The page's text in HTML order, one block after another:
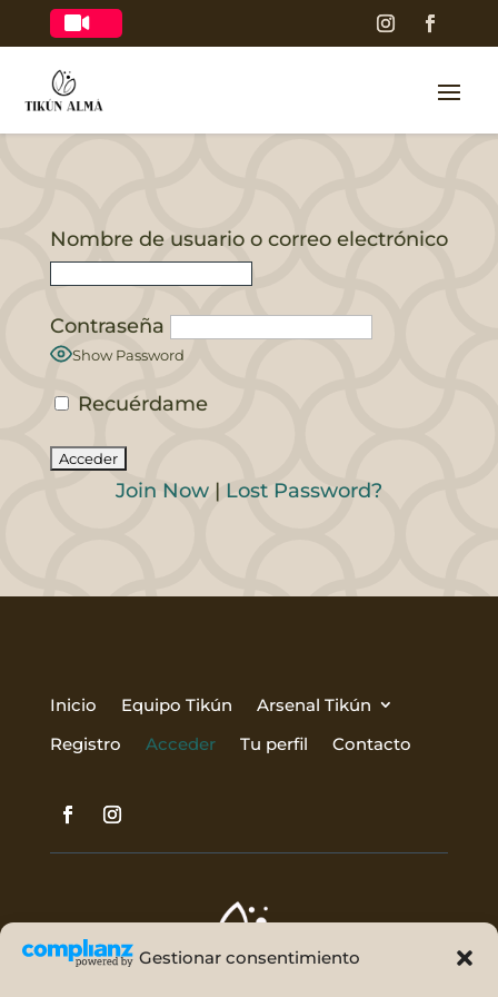
Gestionar consentimiento

Nombre de usuario o correo electrónico
Contraseña
Show Password
Recuérdame
Join Now| Lost Password?
Inicio Equipo Tikún
Arsenal Tikún
Registro
Acceder Tu perfil Contacto